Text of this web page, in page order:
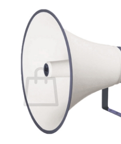
ไม่มีสินค้าในตะกร้า
กลับสู่หน้าร้านค้า
0
ตะกร้าสินค้า
ไม่มีสินค้าในตะกร้า